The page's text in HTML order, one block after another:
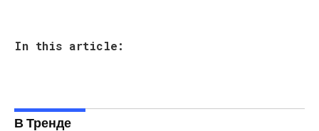
In this article:
В Тренде